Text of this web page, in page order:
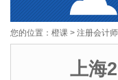
您的位置： 橙课 > 注册会计师
上海